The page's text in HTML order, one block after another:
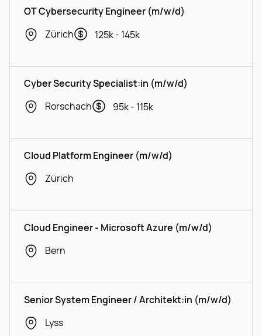
OT Cybersecurity Engineer (m/w/d)
Zürich
125k - 145k
Cyber Security Specialist:in (m/w/d)
Rorschach
95k - 115k
Cloud Platform Engineer (m/w/d)
Zürich
Cloud Engineer - Microsoft Azure (m/w/d)
Bern
Senior System Engineer / Architekt:in (m/w/d)
Lyss